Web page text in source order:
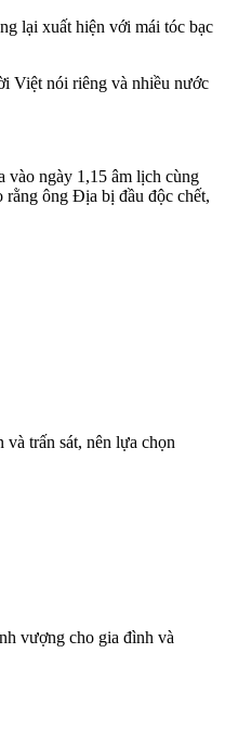
lại xuất hiện với mái tóc bạc
Việt nói riêng và nhiều nước
ngày 1,15 âm lịch cùng
ông Địa bị đầu độc chết,
trấn sát, nên lựa chọn
vượng cho gia đình và